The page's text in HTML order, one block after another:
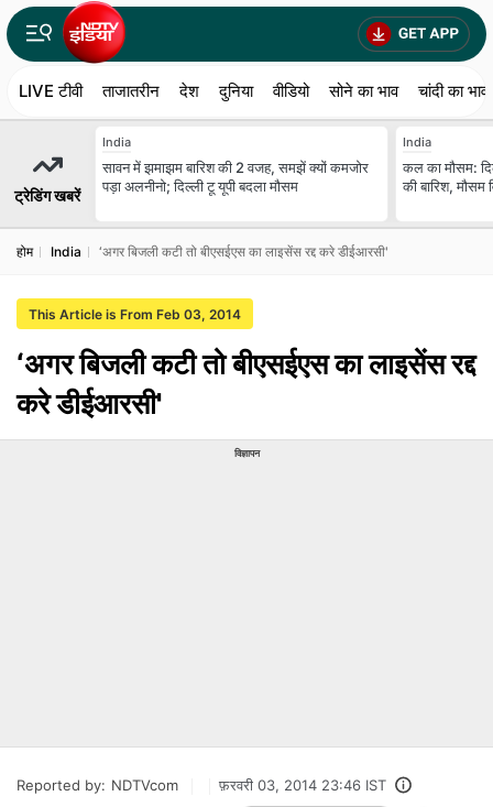
LIVE टीवी ताजातरीन देश दुनिया वीडियो सोने का भाव चांदी का भाव
ट्रेडिंग खबरें
India
सावन में झमाझम बारिश की 2 वजह, समझें क्यों कमजोर
पड़ा अलनीनो; दिल्ली टू यूपी बदला मौसम
India
कल का मौसम:
की बारिश, मौसम
होम India ‘अगर बिजली कटी तो बीएसईएस का लाइसेंस रद्द करे डीईआरसी'
This Article is From Feb 03, 2014
‘अगर बिजली कटी तो बीएसईएस का लाइसेंस रद्द
करे डीईआरसी'
विज्ञापन
Reported by: NDTVcom फ़रवरी 03, 2014 23:46 IST